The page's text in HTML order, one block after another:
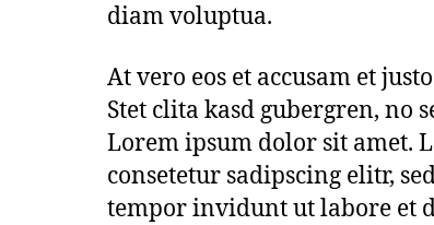
diam voluptua.
At vero eos et accusam et
Stet clita kasd gubergren, no
Lorem ipsum dolor sit amet.
consetetur sadipscing elitr,
tempor invidunt ut labore et